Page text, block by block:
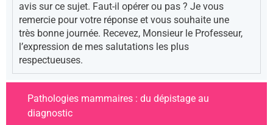
Pathologies mammaires : du dépistage au
diagnostic
avis sur ce sujet. Faut-il opérer ou pas ? Je vous
remercie pour votre réponse et vous souhaite une
très bonne journée. Recevez, Monsieur le Professeur,
l’expression de mes salutations les plus
respectueuses.